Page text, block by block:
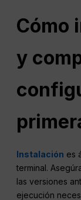
Cómo
y
Instalación es
terminal.
las versiones
ejecución